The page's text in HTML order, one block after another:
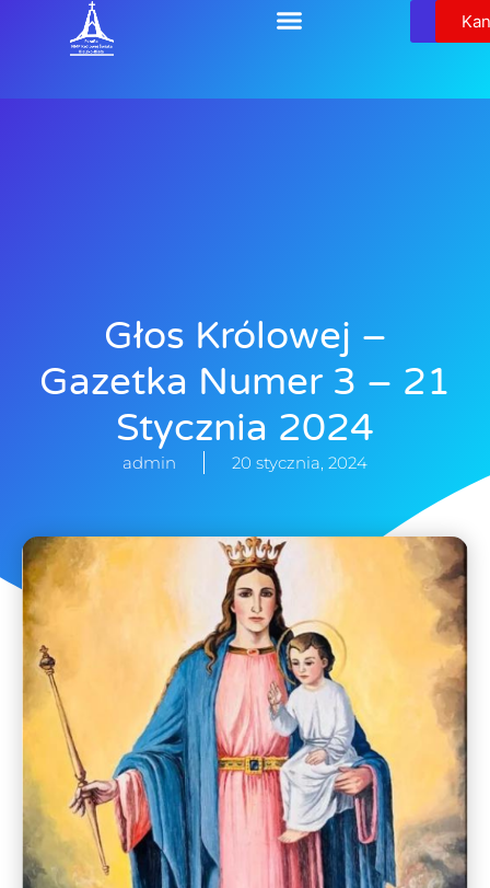
Głos Królowej –
Gazetka Numer 3 – 21
Stycznia 2024
admin 20 stycznia, 2024